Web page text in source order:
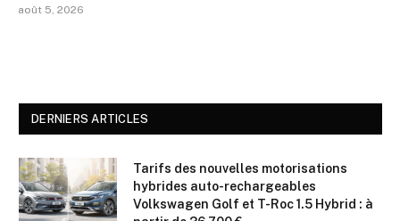
août 5, 2026
DERNIERS ARTICLES
Tarifs des nouvelles motorisations
hybrides auto-rechargeables
Volkswagen Golf et T-Roc 1.5 Hybrid : à